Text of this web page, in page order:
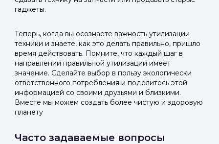
гаджеты.
Теперь, когда вы осознаете важность утилизации
техники и знаете, как это делать правильно, пришло
время действовать. Помните, что каждый шаг в
направлении правильной утилизации имеет
значение. Сделайте выбор в пользу экологически
ответственного потребления и поделитесь этой
информацией со своими друзьями и близкими.
Вместе мы можем создать более чистую и здоровую
планету
Часто задаваемые вопросы